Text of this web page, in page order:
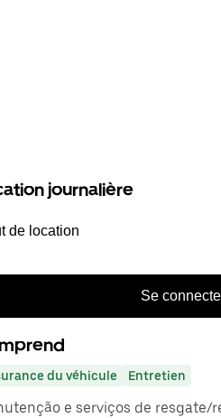
journalière
de location
Se
du véhicule Entretien
e serviços de resgate/